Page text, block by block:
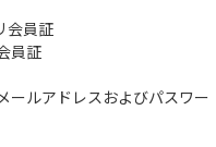
会員証
員証
ールアドレスおよびパスワー